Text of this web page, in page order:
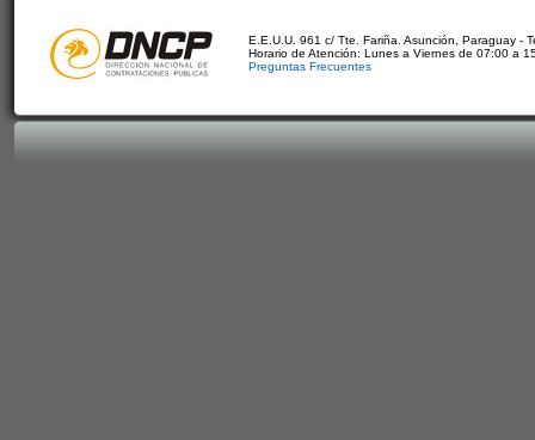
E.E.U.U. 961 c/ Tte. Fariña. Asunción, Paraguay -
Horario de Atención: Lunes a Viernes de 07:00 a
Preguntas Frecuentes